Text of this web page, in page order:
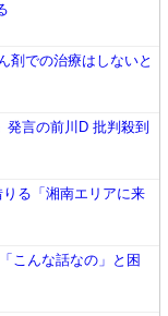
剤での治療はしないと
発言の前川D 批判殺到
る「湘南エリアに来
こんな話なの」と困